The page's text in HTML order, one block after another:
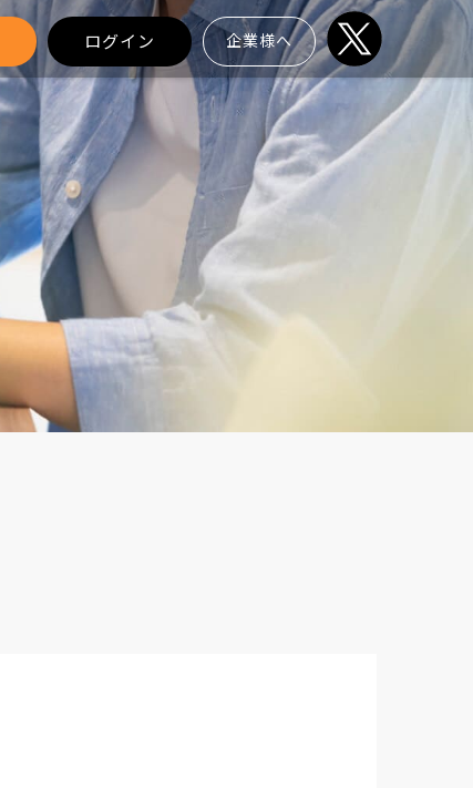
ログイン 企業様へ